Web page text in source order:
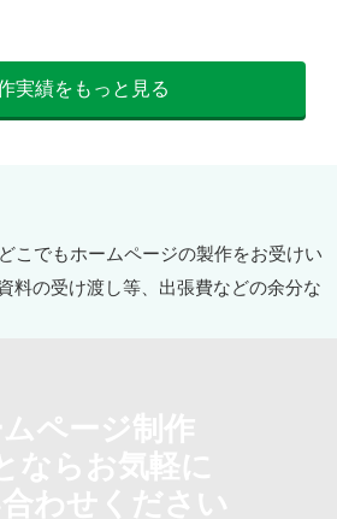
実績をもっと見る